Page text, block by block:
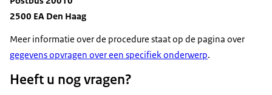
2500 EA Den Haag
Meer informatie over de procedure staat op de pagina over
gegevens opvragen over een specifiek onderwerp.
Heeft u nog vragen?